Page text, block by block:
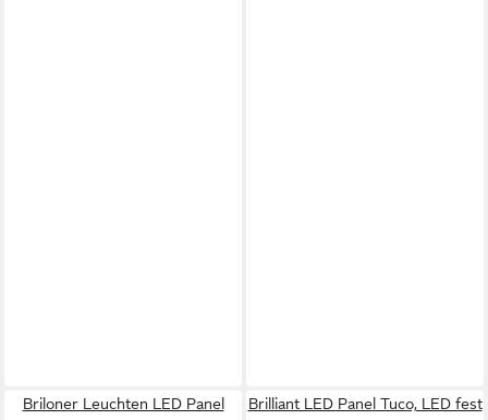
Briloner Leuchten LED Panel
Brilliant LED Panel Tuco, LED fest